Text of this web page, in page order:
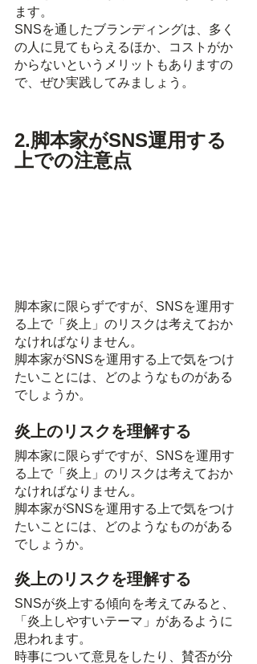
ます。
SNSを通したブランディングは、多く
の人に見てもらえるほか、コストがか
からないというメリットもありますの
で、ぜひ実践してみましょう。
2.脚本家がSNS運用する
上での注意点
脚本家に限らずですが、SNSを運用す
る上で「炎上」のリスクは考えておか
なければなりません。
脚本家がSNSを運用する上で気をつけ
たいことには、どのようなものがある
でしょうか。
炎上のリスクを理解する
脚本家に限らずですが、SNSを運用す
る上で「炎上」のリスクは考えておか
なければなりません。
脚本家がSNSを運用する上で気をつけ
たいことには、どのようなものがある
でしょうか。
炎上のリスクを理解する
SNSが炎上する傾向を考えてみると、
「炎上しやすいテーマ」があるように
思われます。
時事について意見をしたり、賛否が分